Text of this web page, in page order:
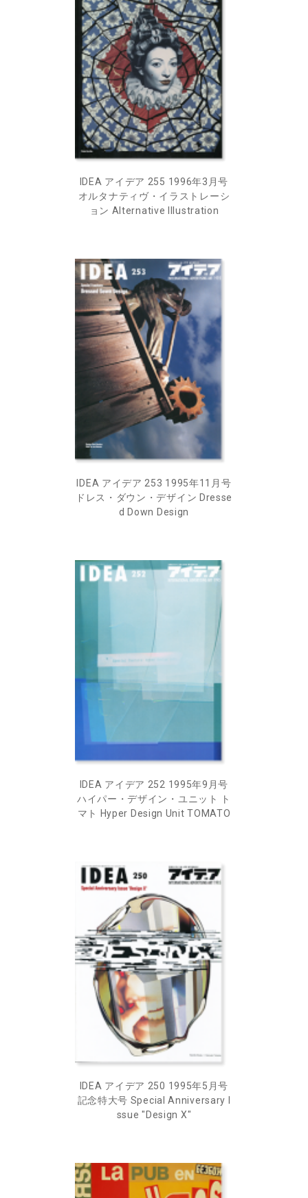
IDEA アイデア 255 1996年3月号
オルタナティヴ・イラストレーシ
ョン Alternative Illustration
IDEA アイデア 253 1995年11月号
ドレス・ダウン・デザイン Dresse
d Down Design
IDEA アイデア 252 1995年9月号
ハイパー・デザイン・ユニット ト
マト Hyper Design Unit TOMATO
IDEA アイデア 250 1995年5月号
記念特大号 Special Anniversary I
ssue "Design X"